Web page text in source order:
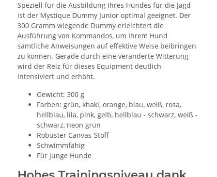
Speziell für die Ausbildung Ihres Hundes für die Jagd
ist der Mystique Dummy Junior optimal geeignet. Der
300 Gramm wiegende Dummy erleichtert die
Ausführung von Kommandos, um Ihrem Hund
sämtliche Anweisungen auf effektive Weise beibringen
zu können. Gerade durch eine veränderte Witterung
wird der Reiz für dieses Equipment deutlich
intensiviert und erhöht.
Gewicht: 300 g
Farben: grün, khaki, orange, blau, weiß, rosa,
hellblau, lila, pink, gelb, hellblau - schwarz, weiß -
schwarz, neon grün
Robuster Canvas-Stoff
Schwimmfähig
Für junge Hunde